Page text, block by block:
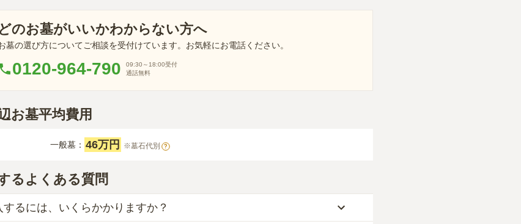
どのお墓がいいかわからない方へ
墓の選び方についてご相談を受付けています。お気軽にお電話ください。
0120-964-790 09:30～18:00受付
通話無料
お墓平均費用
一般墓： 46万円 ※墓石代別 ?
るよくある質問
るには、いくらかかりますか？